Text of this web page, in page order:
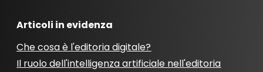
Articoli in evidenza
Che cosa è l'editoria digitale?
Il ruolo dell'intelligenza artificiale nell'editoria